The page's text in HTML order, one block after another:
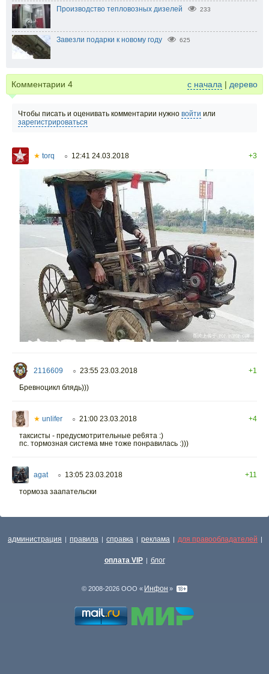
Производство тепловозных дизелей 233
Завезли подарки к новому году 625
Комментарии 4 с начала | дерево
Чтобы писать и оценивать комментарии нужно войти или
зарегистрироваться
★ torq ○ 12:41 24.03.2018 +3
2116609 ○ 23:55 23.03.2018
+1
Бревноцикл блядь)))
★ unlifer ○ 21:00 23.03.2018
+4
таксисты - предусмотрительные ре6ята :)
пс. тормозная система мне тоже понравилась :)))
agat ○ 13:05 23.03.2018
+11
тормоза заапательски
администрация | правила | справка | реклама | для правообладателей |
оплата VIP | блог
© 2008-2026 ООО « Инфон »